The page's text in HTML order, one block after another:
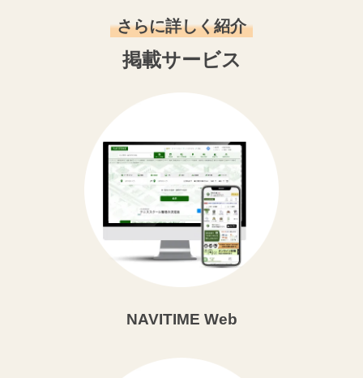
さらに詳しく紹介
掲載サービス
NAVITIME Web